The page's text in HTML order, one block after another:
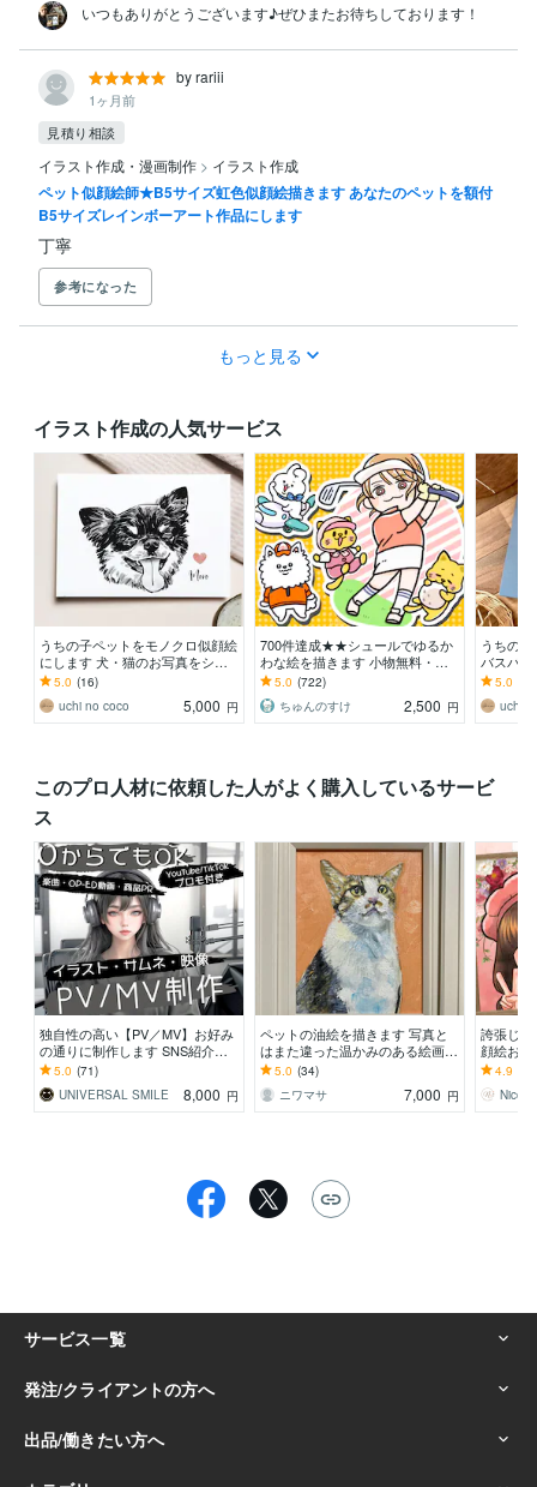
いつもありがとうございます♪ぜひまたお待ちしております！
by rariii
1ヶ月前
見積り相談
イラスト作成・漫画制作 > イラスト作成
ペット似顔絵師★B5サイズ虹色似顔絵描きます あなたのペットを額付
B5サイズレインボーアート作品にします
丁寧
参考になった
もっと見る
イラスト作成の人気サービス
うちの子ペットをモノクロ似顔絵
にします 犬・猫のお写真をシン
プルでおしゃれなモノクロイラス
トに
5.0 (16)
uchi no coco
5,000 円
700件達成★★シュールでゆるか
わな絵を描きます 小物無料・修
正無制限！いろんな表情はお任せ
ください！
5.0 (722)
ちゅんのすけ
2,500 円
うちの
バスパ
顔絵を
トに
5.0
uchi
このプロ人材に依頼した人がよく購入しているサービ
ス
独自性の高い【PV／MV】お好み
の通りに制作します SNS紹介プ
ロモーション付き ／ 素材「０」
からでも制作OK
5.0 (71)
UNIVERSAL SMILE
8,000 円
ペットの油絵を描きます 写真と
はまた違った温かみのある絵画を
制作します。
5.0 (34)
ニワマサ
7,000 円
誇張じゃ
顔絵お
寿祝、
絵で♪
4.9